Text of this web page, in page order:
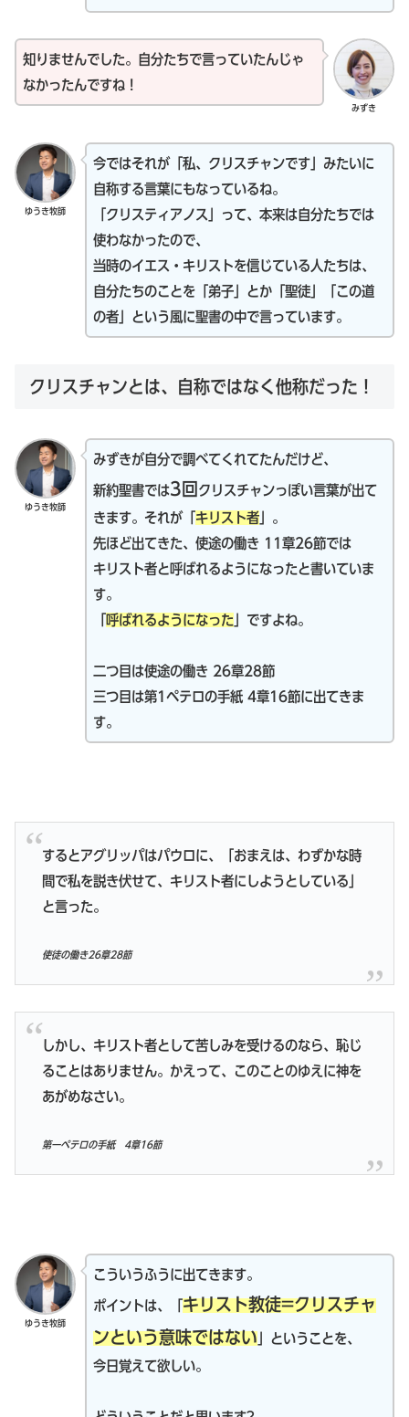
みずき
知りませんでした。自分たちで言っていたんじゃ
なかったんですね！
ゆうき牧師
今ではそれが「私、クリスチャンです」みたいに
自称する言葉にもなっているね。
「クリスティアノス」って、本来は自分たちでは
使わなかったので、
当時のイエス・キリストを信じている人たちは、
自分たちのことを「弟子」とか「聖徒」「この道
の者」という風に聖書の中で言っています。
クリスチャンとは、自称ではなく他称だった！
ゆうき牧師
みずきが自分で調べてくれてたんだけど、
新約聖書では3回 クリスチャンっぽい言葉が出て
きます。それが「 キリスト者」。
先ほど出てきた、使途の働き 11章26節では
キリスト者と呼ばれるようになったと書いていま
す。
呼ばれるようになった 」ですよね。
二つ目は使途の働き 26章28節
三つ目は第1ペテロの手紙 4章16節に出てきま
す。
するとアグリッパはパウロに、「おまえは、わずかな時
間で私を説き伏せて、キリスト者にしようとしている」
と言った。
使徒の働き26章28節
しかし、キリスト者として苦しみを受けるのなら、恥じ
ることはありません。かえって、このことのゆえに神を
あがめなさい。
第一ペテロの手紙 4章16節
ゆうき牧師
こういうふうに出てきます。
ポイントは、「 キリスト教徒=クリスチャ
ンという意味ではない 」ということを、
今日覚えて欲しい。